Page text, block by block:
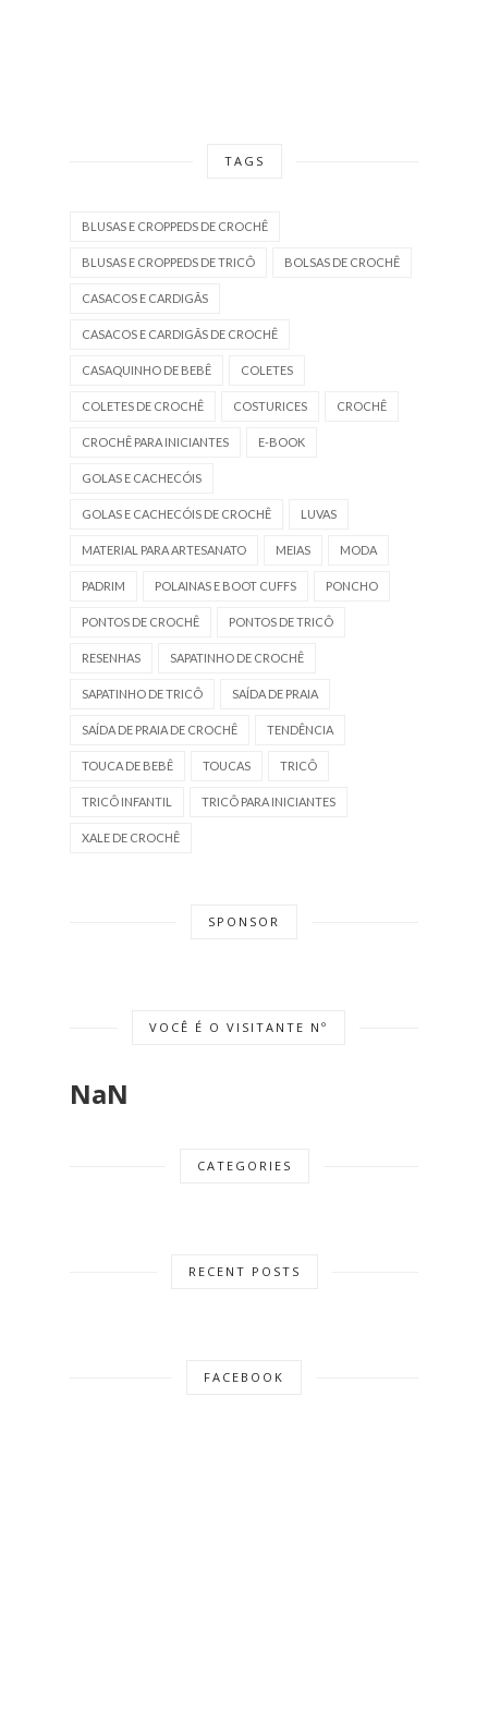
TAGS
BLUSAS E CROPPEDS DE CROCHÊ
BLUSAS E CROPPEDS DE TRICÔ BOLSAS DE CROCHÊ
CASACOS E CARDIGÃS
CASACOS E CARDIGÃS DE CROCHÊ
CASAQUINHO DE BEBÊ COLETES
COLETES DE CROCHÊ COSTURICES CROCHÊ
CROCHÊ PARA INICIANTES E-BOOK
GOLAS E CACHECÓIS
GOLAS E CACHECÓIS DE CROCHÊ LUVAS
MATERIAL PARA ARTESANATO MEIAS MODA
PADRIM POLAINAS E BOOT CUFFS PONCHO
PONTOS DE CROCHÊ PONTOS DE TRICÔ
RESENHAS SAPATINHO DE CROCHÊ
SAPATINHO DE TRICÔ SAÍDA DE PRAIA
SAÍDA DE PRAIA DE CROCHÊ TENDÊNCIA
TOUCA DE BEBÊ TOUCAS TRICÔ
TRICÔ INFANTIL TRICÔ PARA INICIANTES
XALE DE CROCHÊ
SPONSOR
VOCÊ É O VISITANTE Nº
NaN
CATEGORIES
RECENT POSTS
FACEBOOK